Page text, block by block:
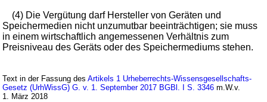
(4) Die Vergütung darf Hersteller von Geräten und
Speichermedien nicht unzumutbar beeinträchtigen; sie muss
in einem wirtschaftlich angemessenen Verhältnis zum
Preisniveau des Geräts oder des Speichermediums stehen.
Text in der Fassung desArtikels 1 Urheberrechts-Wissensgesellschafts-
Gesetz (UrhWissG) G. v. 1. September 2017 BGBl. I S. 3346 m.W.v.
1. März 2018